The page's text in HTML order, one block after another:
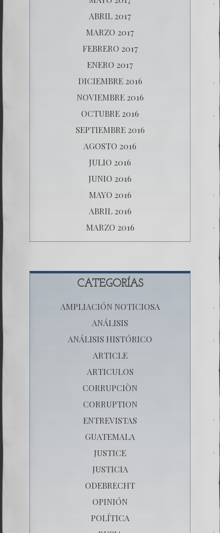
ABRIL 2017
MARZO 2017
FEBRERO 2017
ENERO 2017
DICIEMBRE 2016
NOVIEMBRE 2016
OCTUBRE 2016
SEPTIEMBRE 2016
AGOSTO 2016
JULIO 2016
JUNIO 2016
MAYO 2016
ABRIL 2016
MARZO 2016
CATEGORÍAS
AMPLIACIÓN NOTICIOSA
ANÁLISIS
ANÁLISIS HISTÓRICO
ARTICLE
ARTICULOS
CORRUPCIÒN
CORRUPTION
ENTREVISTAS
GUATEMALA
JUSTICE
JUSTICIA
ODEBRECHT
OPINIÓN
POLÍTICA